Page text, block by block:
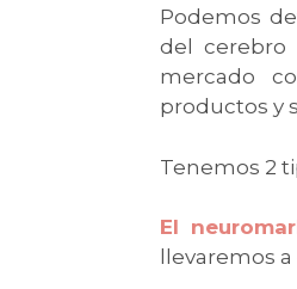
Podemos
del cerebro
mercado
productos y
Tenemos 2
El
llevaremos